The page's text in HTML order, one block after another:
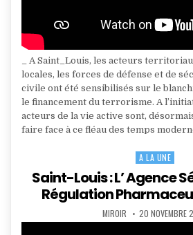
_ A Saint_Louis, les acteurs
locales, les forces de défense et de
civile ont été sensibilisés sur le
le financement du terrorisme. A
acteurs de la vie active sont,
faire face à ce fléau des temps
Posted
A LA UNE
Saint-Louis : L’ Agence
Régulation
AUTHOR:
MIROIR PUBLISHED
DATE:
20 NOVEMBRE